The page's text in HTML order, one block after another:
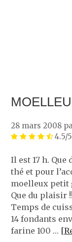
28 mars 2008
4.5/5
Il est 17 h. Que
thé et pour
moelleux petit
Que du plaisir
Temps de
14 fondants
farine 100 …